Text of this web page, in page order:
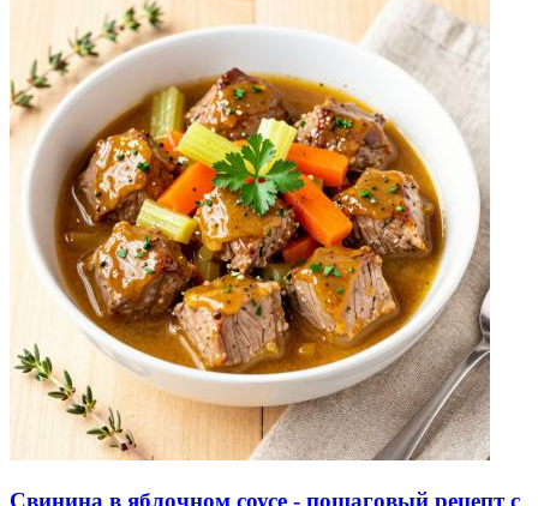
Свинина в яблочном соусе - пошаговый рецепт с